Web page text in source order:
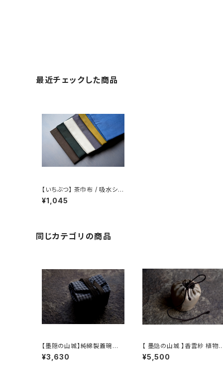
最近チェックした商品
【いちぶつ】 茶巾布 / 吸水シー
ト (カビが生えない)
¥1,045
同じカテゴリの商品
【墨隠の山城】純綿製蓋碗袋
内【 【 墨隐の山城 】香雲紗 植
物染仕覆 めカップ袋 【 Ink &
¥3,630
【 墨隐の山城 】香雲紗 植物
仕覆 めカップ袋 【 Ink & Mo
untain Tea Atelier】Tea C
¥5,500